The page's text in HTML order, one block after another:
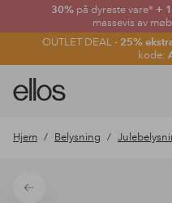
30% på dyreste vare* +
massevis av
OUTLET DEAL - 25%
kode:
Ellos
logo
gå
forsiden
Hjem Belysning
Tilbake